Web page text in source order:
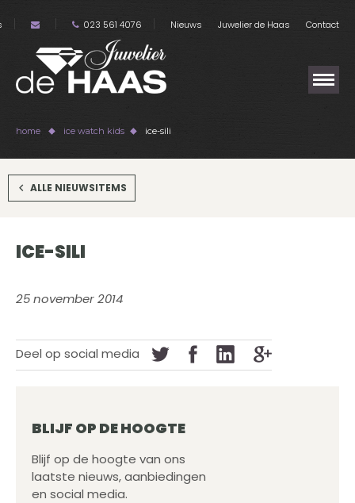
023 561 4076 Nieuws Juwelier de Haas Contact
home ice watch kids ice-sili
ALLE NIEUWSITEMS
ICE-SILI
25 november 2014
Deel op social media
BLIJF OP DE HOOGTE
Blijf op de hoogte van ons
laatste nieuws, aanbiedingen
en social media.